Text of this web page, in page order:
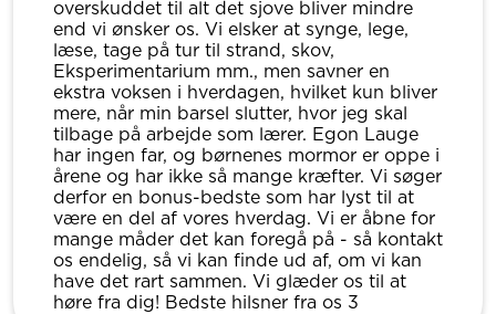
overskuddet til alt det sjove bliver mindre
end vi ønsker os. Vi elsker at synge, lege,
læse, tage på tur til strand, skov,
Eksperimentarium mm., men savner en
ekstra voksen i hverdagen, hvilket kun bliver
mere, når min barsel slutter, hvor jeg skal
tilbage på arbejde som lærer. Egon Lauge
har ingen far, og børnenes mormor er oppe i
årene og har ikke så mange kræfter. Vi søger
derfor en bonus-bedste som har lyst til at
være en del af vores hverdag. Vi er åbne for
mange måder det kan foregå på - så kontakt
os endelig, så vi kan finde ud af, om vi kan
have det rart sammen. Vi glæder os til at
høre fra dig! Bedste hilsner fra os 3